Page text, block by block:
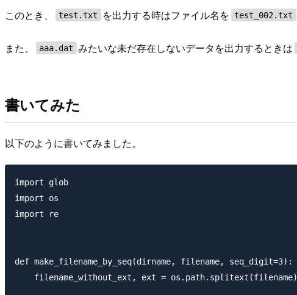
このとき、 test.txt を出力する時はファイル名を test_002.txt
また、 aaa.dat みたいな未だ存在しないデータを出力するときは
書いてみた
以下のように書いてみました。
import glob
import os
import re
def make_filename_by_seq(dirname, filename, seq_digit=3):
    filename_without_ext, ext = os.path.splitext(filename)